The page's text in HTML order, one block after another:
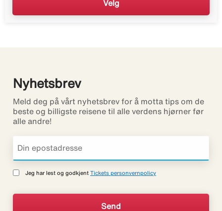
Velg
Nyhetsbrev
Meld deg på vårt nyhetsbrev for å motta tips om de
beste og billigste reisene til alle verdens hjørner før
alle andre!
Jeg har lest og godkjent Tickets personvernpolicy